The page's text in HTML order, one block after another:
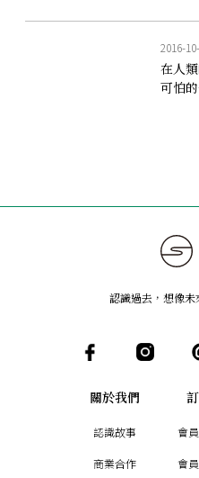
2016-
在人
可怕
認識過去，想像未
關於我們
認識故事
商業合作
會
會